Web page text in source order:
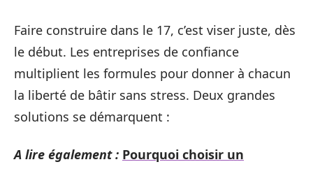
Faire construire dans le 17, c’est viser juste, dès
le début. Les entreprises de confiance
multiplient les formules pour donner à chacun
la liberté de bâtir sans stress. Deux grandes
solutions se démarquent :
A lire également : Pourquoi choisir un